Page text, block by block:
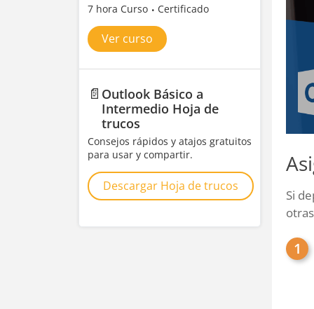
7 hora Curso Certificado
Ver curso
📄 Outlook Básico a
Intermedio Hoja de
trucos
Consejos rápidos y atajos gratuitos
para usar y compartir.
Descargar Hoja de trucos
Si